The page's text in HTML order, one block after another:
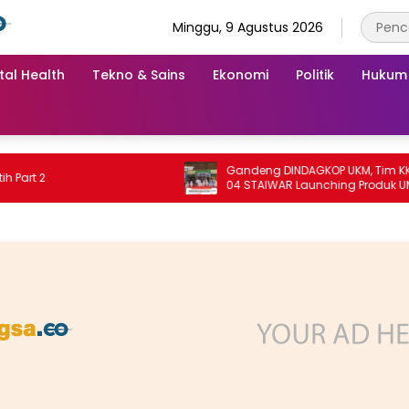
Minggu, 9 Agustus 2026
Health Tekno & Sains Ekonomi Politik Hukum
Gandeng DINDAGKOP UKM, Tim KKN Unit
04 STAIWAR Launching Produk UMKM
Desa Logung